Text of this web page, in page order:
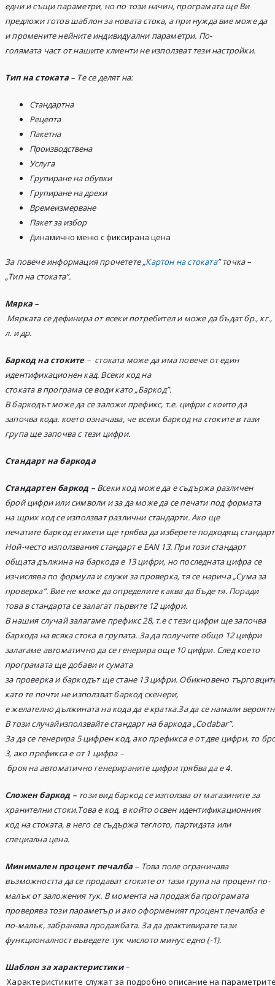
едни и същи параметри, нопо този начин, програмата ще Ви
предложи готов шаблон за новата стока, а при нужда вие може да
и промените нейните индивидуални параметри. По-
голямата част от нашите клиенти не използват тези настройки.
Тип на стоката– Тесе делят на:
Стандартна
Рецепта
Пакетна
Производствена
Услуга
Групиранена обувки
Групиранена дрехи
Времеизмерване
Пакет за избор
Динамично меню с фиксирана цена
За повече информация прочетете „Картон на стоката” точка –
„Тип на стоката”.
Мярка–
Мяркатасе дефинира от всеки потребител и може да бъдат бр., кг.,
л. и др.
Баркод на стоките– стоката може да има повече от един
идентификационен кад. Всеки код на
стоката в програма се водикато „Баркод”.
В баркодът може да се заложи префикс, т.е. цифри с които да
започва кода. което означава, че всеки баркод на стоките в тази
група ще започва с тези цифри.
Стандарт на баркода
Стандартен баркод – Всеки код може да е съдържа различен
брой цифри или символи и за да може да се печати под формата
на щрих код се използват различни стандарти.Акоще
печатите баркод етикети ще трябва да изберете подходящ
Ной-често използвания стандарт е EAN 13. При този стандарт
общата дължина на баркода е 13 цифри, но последната цифра се
изчислява по формула и служи за проверка, тя се нарича „Сума за
проверка”. Вие не може да определите каква да бъде тя. Поради
това в стандарта се залагат първите 12 цифри.
В нашия случай залагаме префикс 28, т.е с тези цифри ще започва
баркодана всякастока вгрупата. За да получите общо 12 цифри
залагаме автоматично да се генерира още 10 цифри. След което
програмата ще добави и сумата
за проверка и баркодът ще стане 13 цифри. Обикновено
като те почти не използват баркод скенери,
е желателно дължината на кодада е кратка.За да се намали
В този случайизползвайте стандарт на баркода „Codabar”.
За да се генерира 5 цифрен код, ако префикса е от две цифри, то
3, ако префикса е от 1 цифра –
броя на автоматично генерираните цифри трябва да е 4.
Сложен баркод – този вид баркод се използва от магазините за
хранителни стоки.Това е код, в който освен идентификационния
код на стоката, в него се съдържа теглото, партидата или
специална цена.
Минимален процент печалба– Това поле ограничава
възможността да се продават стоките от тази група на процент по-
малък от заложения тук. В момента на продажба програмата
проверява този параметър и ако оформеният процент печалба е
по-малък, забранява продажбата. За да деактивирате тази
функционалност въведете тук числото минус едно(-1).
Шаблон за характеристики–
Характеристиките служат за подробно описание на